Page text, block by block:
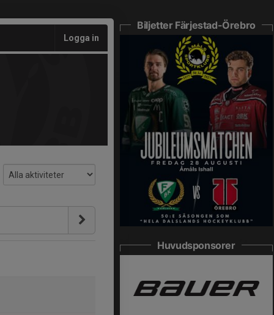
Logga in
Biljetter Färjestad-Örebro
Huvudsponsorer